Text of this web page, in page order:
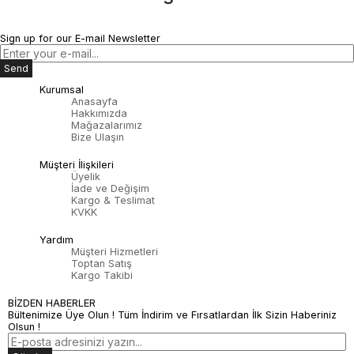
Sign up for our E-mail Newsletter
Send
Kurumsal
Anasayfa
Hakkımızda
Mağazalarımız
Bize Ulaşın
Müşteri İlişkileri
Üyelik
İade ve Değişim
Kargo & Teslimat
KVKK
Yardım
Müşteri Hizmetleri
Toptan Satış
Kargo Takibi
BİZDEN HABERLER
Bültenimize Üye Olun ! Tüm İndirim ve Fırsatlardan İlk Sizin Haberiniz
Olsun !